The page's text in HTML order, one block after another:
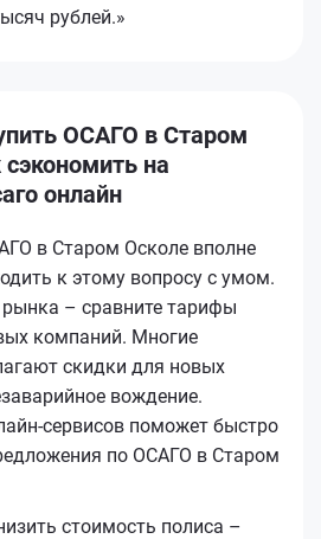
рублей.»
ОСАГО в Старом
на
онлайн
в Старом Осколе вполне
к этому вопросу с умом.
рынка – сравните тарифы
компаний. Многие
скидки для новых
вождение.
сервисов поможет быстро
по ОСАГО в Старом
стоимость полиса –